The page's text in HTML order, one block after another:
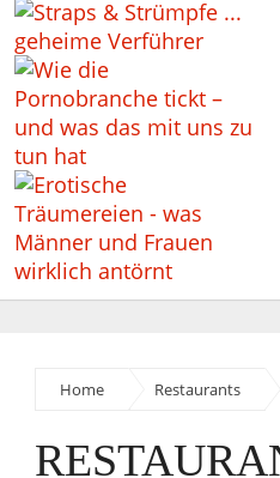
Home Restaurants